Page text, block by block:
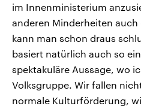
im Innenministerium
anderen Minderheiten
kann man schon draus
basiert natürlich auch so
spektakuläre Aussage, wo
Volksgruppe. Wir fallen
normale Kulturförderung,